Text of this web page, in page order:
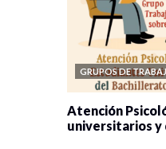
GRUPOS DE
Atención
universitarios